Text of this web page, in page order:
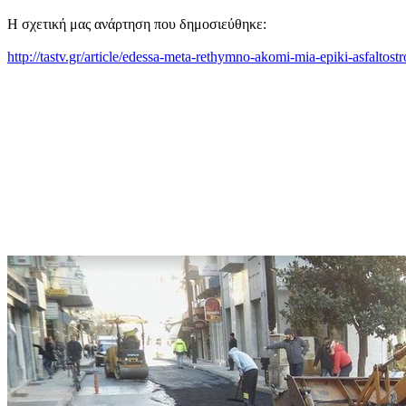
Η σχετική μας ανάρτηση που δημοσιεύθηκε:
http://tastv.gr/article/edessa-meta-rethymno-akomi-mia-epiki-